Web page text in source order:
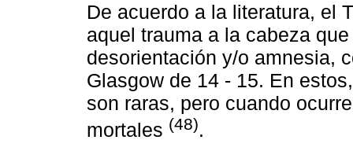
De acuerdo a la literatura, el
aquel trauma a la cabeza
desorientación y/o amnesia,
Glasgow de 14 - 15. En
son raras, pero cuando
mortales (48).